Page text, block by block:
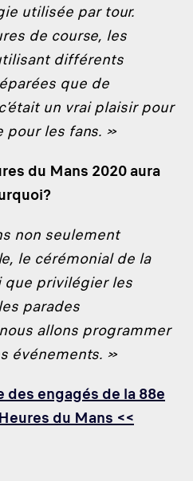
utilisée par tour.
de course, les
différents
que de
un vrai plaisir pour
pour les fans. »
du Mans 2020 aura
non seulement
le cérémonial de la
que privilégier les
parades
allons programmer
événements. »
des engagés de la 88e
du Mans <<